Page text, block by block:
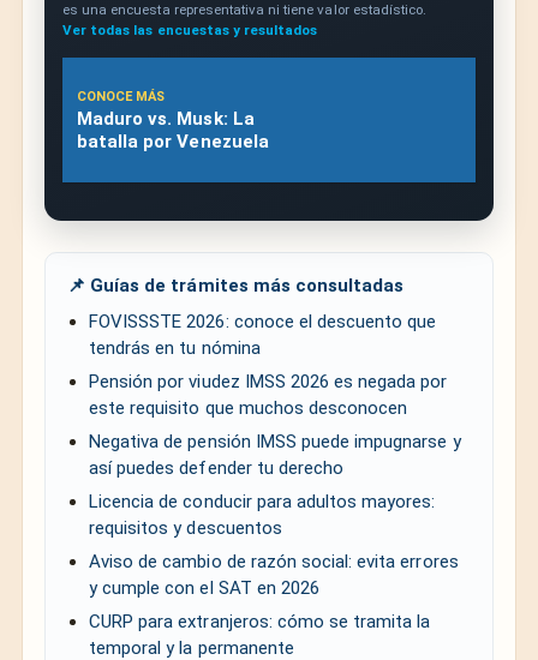
es una encuesta representativa ni tiene valor estadístico.
Ver todas las encuestas y resultados
CONOCE MÁS
Maduro vs. Musk: La
batalla por Venezuela
📌 Guías de trámites más consultadas
FOVISSSTE 2026: conoce el descuento que
tendrás en tu nómina
Pensión por viudez IMSS 2026 es negada por
este requisito que muchos desconocen
Negativa de pensión IMSS puede impugnarse y
así puedes defender tu derecho
Licencia de conducir para adultos mayores:
requisitos y descuentos
Aviso de cambio de razón social: evita errores
y cumple con el SAT en 2026
CURP para extranjeros: cómo se tramita la
temporal y la permanente